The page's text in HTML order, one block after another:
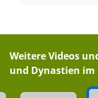
Weitere Videos
und Dynastien